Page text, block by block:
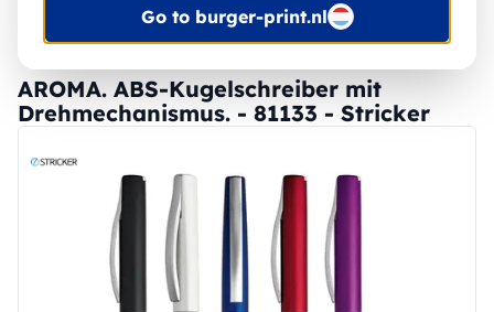
Go to burger-print.nl
AROMA. ABS-Kugelschreiber mit
Drehmechanismus. - 81133 - Stricker